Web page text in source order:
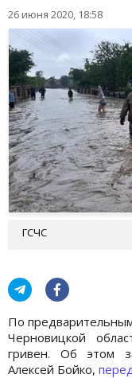
26 июня 2020, 18:58
ГСЧС
По
Черновицкой
гривен. Об этом
Алексей Бойко,